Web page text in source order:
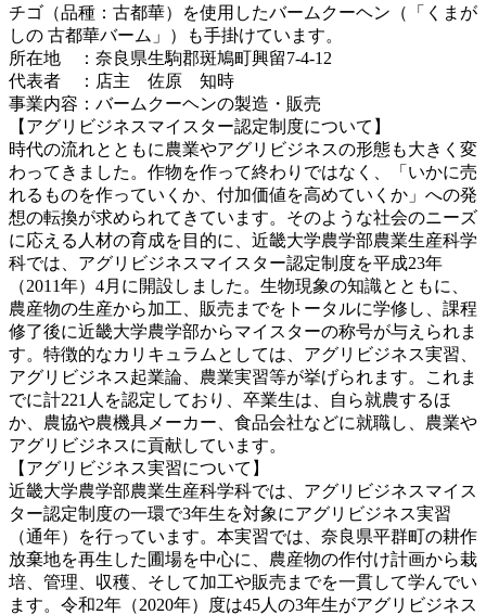
チゴ（品種：古都華）を使用したバームクーヘン（「くまが
しの 古都華バーム」）も手掛けています。
所在地 ：奈良県生駒郡斑鳩町興留7-4-12
代表者 ：店主 佐原 知時
事業内容：バームクーヘンの製造・販売
【アグリビジネスマイスター認定制度について】
時代の流れとともに農業やアグリビジネスの形態も大きく変
わってきました。作物を作って終わりではなく、「いかに売
れるものを作っていくか、付加価値を高めていくか」への発
想の転換が求められてきています。そのような社会のニーズ
に応える人材の育成を目的に、近畿大学農学部農業生産科学
科では、アグリビジネスマイスター認定制度を平成23年
（2011年）4月に開設しました。生物現象の知識とともに、
農産物の生産から加工、販売までをトータルに学修し、課程
修了後に近畿大学農学部からマイスターの称号が与えられま
す。特徴的なカリキュラムとしては、アグリビジネス実習、
アグリビジネス起業論、農業実習等が挙げられます。これま
でに計221人を認定しており、卒業生は、自ら就農するほ
か、農協や農機具メーカー、食品会社などに就職し、農業や
アグリビジネスに貢献しています。
【アグリビジネス実習について】
近畿大学農学部農業生産科学科では、アグリビジネスマイス
ター認定制度の一環で3年生を対象にアグリビジネス実習
（通年）を行っています。本実習では、奈良県平群町の耕作
放棄地を再生した圃場を中心に、農産物の作付け計画から栽
培、管理、収穫、そして加工や販売までを一貫して学んでい
ます。令和2年（2020年）度は45人の3年生がアグリビジネス